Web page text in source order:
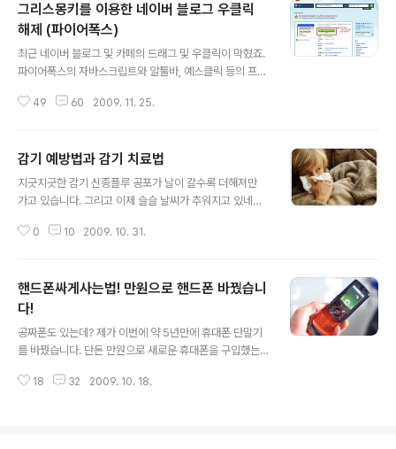
때..그냥 써도 상관 없지... 하지만 사람 기분이란게 왠지 각
을 맞추고 싶어하자나요. 군대 갔다온 사람이라면 더욱...
해결책은 아주 간단합니다. 화장지는 보통 두 겹으로 되어
있죠. 두 겹으로 된 화장지의 바깥부분을 이렇게 떼어서 한
바퀴 돌려주기만 하면 끝! 한바퀴 돌려서 남은 바깥부분의
화장지를 이렇게 잘라내면... 어때요? 끝이 아주 깔끔해졌
그리스몽키를 이용한 네이버 블로그 우클릭
해제 (파이어폭스)
최근 네이버 블로그 및 카페의 드래그 및 우클릭이 막혔죠.
파이어폭스의 자바스크립트와 알툴바, 예스클릭 등의 프로
부가기능인 그리스 몽키를 활용하여 네이버 블로그 및 카
에 자신이 만든 자바스크립트 코드와 스타일 시트를 넣어
주는 애드온입니다. 이런 포스팅을 한다고 해서 불펌을 조
장하는 것은 절대 아닙니다. 개인적인 용도로는 얼마든지
생각하기 때문입니다. 그럼 바로 방법을 소개해 드리겠습
49 60 2009. 11. 25.
감기 예방법과 감기 치료법
지긋지긋한 감기 신종플루 공포가 날이 갈수록 더해져만
가고 있습니다. 그리고 이제 슬슬 날씨가 추워지고 있네요.
지긋지긋한 콧물과 잠도 제대로 못자게 만드는 기침, 그리
사람이 만진 물건 등을 본인의 손으로 만졌다가 그 손을 얼
굴 주변으로 가져가서 바이러스가 옮게 되기도 하구요. 그
래서 감기 바이러스가 침투하는 코와 입의 경로를 마스크
를 착용함으로써 차단하고, 외부와 가장 접촉이 많은 신체
부위인 손을 깨끗하게 자주 씼는 것입니다. 감기는 역시 미
리미리 예방을 하는 것이 가장 좋은 대처가 아닐까 싶네요.
0 10 2009. 10. 31.
핸드폰싸게사는법! 만원으로 핸드폰 바꿨습니
다!
공짜폰도 있는데? 제가 이번에 약 5년만에 휴대폰 단말기
를 바꿨습니다. 단돈 만원으로 새로운 휴대폰을 구입했는
도 별로 사람 없는데 무슨 '10,000원 씩이나 주고 핸드폰
18 32 2009. 10. 18.